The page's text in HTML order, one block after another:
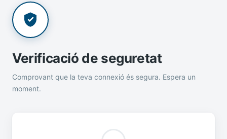
Verificació de seguretat
Comprovant que la teva connexió és segura. Espera un
moment.